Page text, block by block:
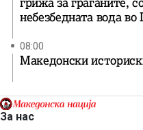
небезбедната вода во
08:00
Македонски
За нас